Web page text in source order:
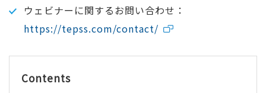
ウェビナーに関するお問い合わせ：
https://tepss.com/contact/
Contents